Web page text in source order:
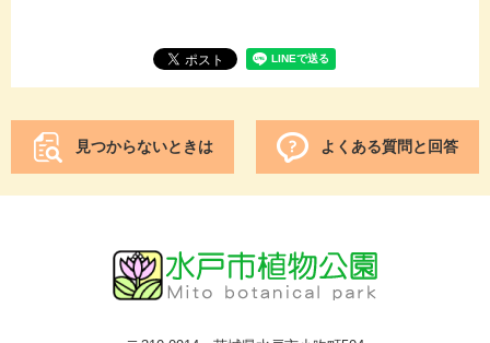
見つからないときは よくある質問と回答